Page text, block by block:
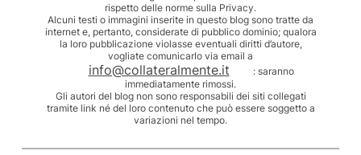
rispetto delle norme sulla Privacy.
Alcuni testi o immagini inserite in questo blog sono tratte da
internet e, pertanto, considerate di pubblico dominio; qualora
la loro pubblicazione violasse eventuali diritti d’autore,
vogliate comunicarlo via email a
info@collateralmente.it
: saranno
immediatamente rimossi.
Gli autori del blog non sono responsabili dei siti collegati
tramite link né del loro contenuto che può essere soggetto a
variazioni nel tempo.